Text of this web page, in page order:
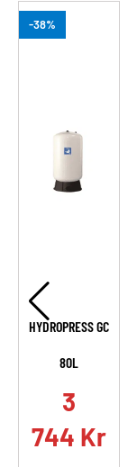
-38%
HYDROPRESS GC
80L
3
744 Kr